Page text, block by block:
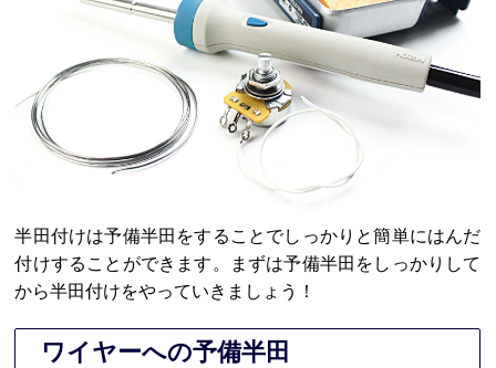
半田付けは予備半田をすることでしっかりと簡単にはんだ
付けすることができます。まずは予備半田をしっかりして
から半田付けをやっていきましょう！
ワイヤーへの予備半田